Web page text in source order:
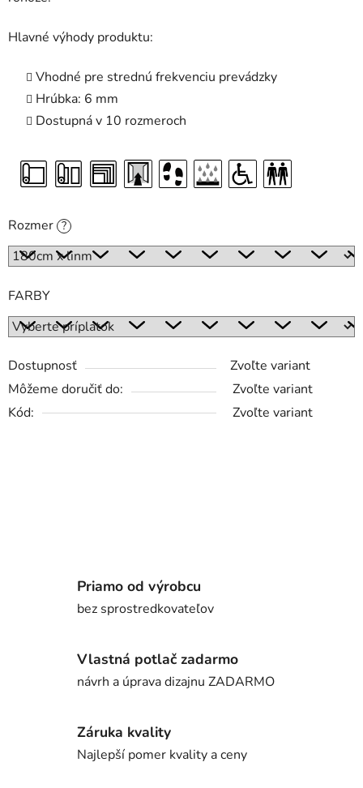
Hlavné výhody produktu:
Vhodné pre strednú frekvenciu prevádzky
Hrúbka: 6 mm
Dostupná v 10 rozmeroch
Rozmer ?
FARBY
Dostupnosť
Zvoľte variant
Môžeme doručiť do:
Zvoľte variant
Kód:
Zvoľte variant
Priamo od výrobcu
bez sprostredkovateľov
Vlastná potlač zadarmo
návrh a úprava dizajnu ZADARMO
Záruka kvality
Najlepší pomer kvality a ceny